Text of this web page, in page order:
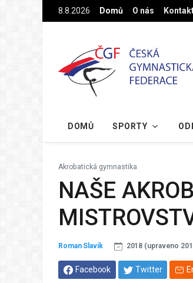
Na hlavní obsah8.8.2026 Domů O nás
DOMŮ SPORTY
Akrobatická gymnastika
NAŠE
Roman Slavík 2018 (upraveno
Facebook Twitter